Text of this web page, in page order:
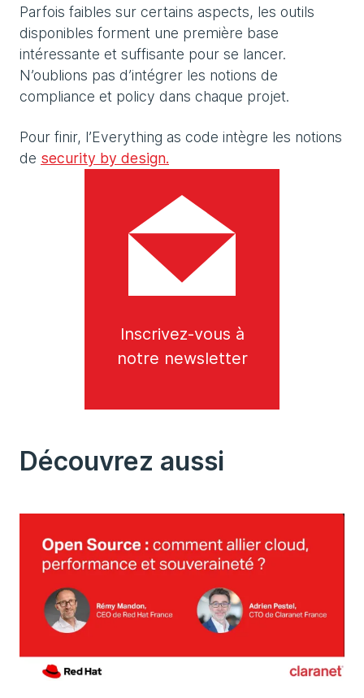
Parfois faibles sur certains aspects, les outils
disponibles forment une première base
intéressante et suffisante pour se lancer.
N’oublions pas d’intégrer les notions de
compliance et policy dans chaque projet.
Pour finir, l’Everything as code intègre les notions
de security by design.
Inscrivez-vous à
notre newsletter
Découvrez aussi